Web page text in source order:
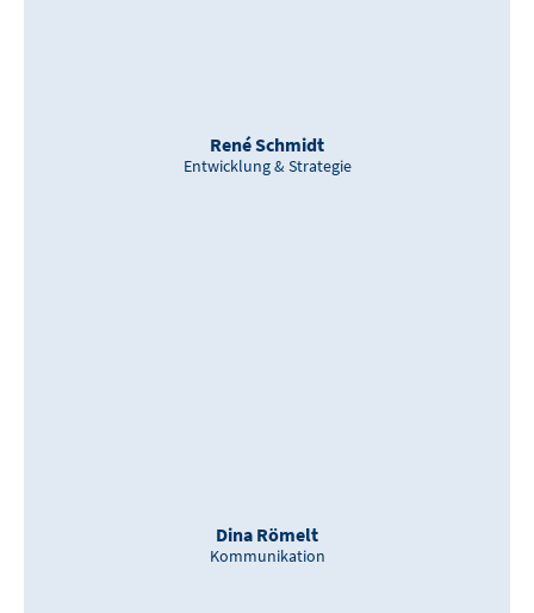
René Schmidt
Entwicklung & Strategie
Dina Römelt
Kommunikation